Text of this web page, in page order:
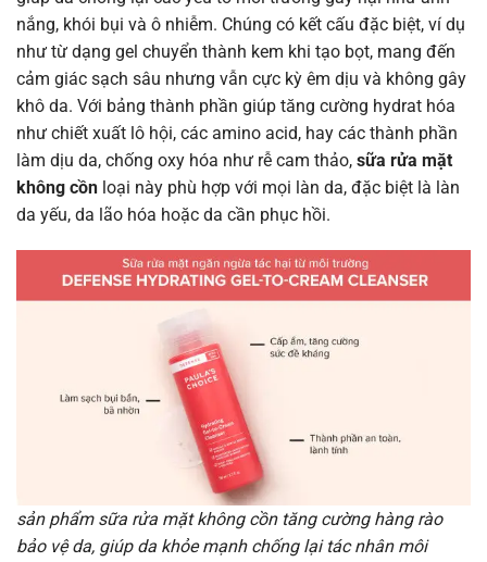
nắng, khói bụi và ô nhiễm. Chúng có kết cấu đặc biệt, ví dụ
như từ dạng gel chuyển thành kem khi tạo bọt, mang đến
cảm giác sạch sâu nhưng vẫn cực kỳ êm dịu và không gây
khô da. Với bảng thành phần giúp tăng cường hydrat hóa
như chiết xuất lô hội, các amino acid, hay các thành phần
làm dịu da, chống oxy hóa như rễ cam thảo, sữa rửa mặt
không cồn loại này phù hợp với mọi làn da, đặc biệt là làn
da yếu, da lão hóa hoặc da cần phục hồi.
sản phẩm sữa rửa mặt không cồn tăng cường hàng rào
bảo vệ da, giúp da khỏe mạnh chống lại tác nhân môi